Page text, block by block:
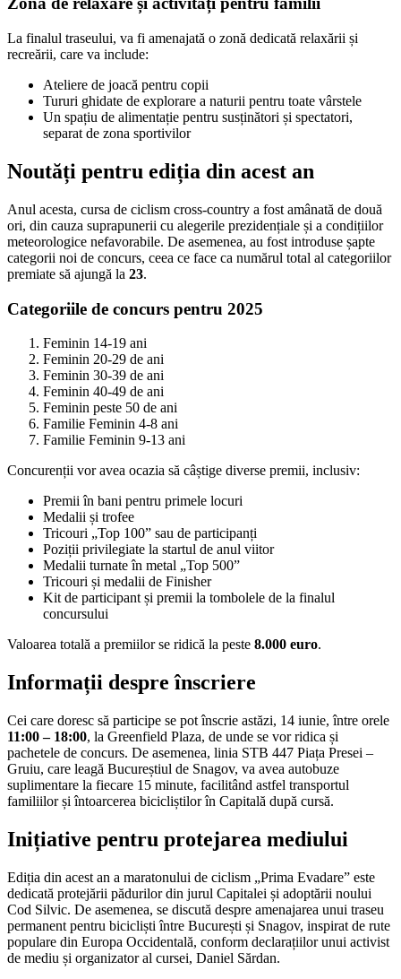
La finalul traseului, va fi amenajată o zonă dedicată relaxării și
recreării, care va include:
Ateliere de joacă pentru copii
Tururi ghidate de explorare a naturii pentru toate vârstele
Un spațiu de alimentație pentru susținători și spectatori,
separat de zona sportivilor
Noutăți pentru ediția din acest an
Anul acesta, cursa de ciclism cross-country a fost amânată de două
ori, din cauza suprapunerii cu alegerile prezidențiale și a condițiilor
meteorologice nefavorabile. De asemenea, au fost introduse șapte
categorii noi de concurs, ceea ce face ca numărul total al categoriilor
premiate să ajungă la 23.
Categoriile de concurs pentru 2025
Feminin 14-19 ani
Feminin 20-29 de ani
Feminin 30-39 de ani
Feminin 40-49 de ani
Feminin peste 50 de ani
Familie Feminin 4-8 ani
Familie Feminin 9-13 ani
Concurenții vor avea ocazia să câștige diverse premii, inclusiv:
Premii în bani pentru primele locuri
Medalii și trofee
Tricouri „Top 100” sau de participanți
Poziții privilegiate la startul de anul viitor
Medalii turnate în metal „Top 500”
Tricouri și medalii de Finisher
Kit de participant și premii la tombolele de la finalul
concursului
Valoarea totală a premiilor se ridică la peste 8.000 euro.
Informații despre înscriere
Cei care doresc să participe se pot înscrie astăzi, 14 iunie, între orele
11:00 – 18:00, la Greenfield Plaza, de unde se vor ridica și
pachetele de concurs. De asemenea, linia STB 447 Piața Presei –
Gruiu, care leagă Bucureștiul de Snagov, va avea autobuze
suplimentare la fiecare 15 minute, facilitând astfel transportul
familiilor și întoarcerea bicicliștilor în Capitală după cursă.
Inițiative pentru protejarea mediului
Ediția din acest an a maratonului de ciclism „Prima Evadare” este
dedicată protejării pădurilor din jurul Capitalei și adoptării noului
Cod Silvic. De asemenea, se discută despre amenajarea unui traseu
permanent pentru bicicliști între București și Snagov, inspirat de rute
populare din Europa Occidentală, conform declarațiilor unui activist
de mediu și organizator al cursei, Daniel Sărdan.